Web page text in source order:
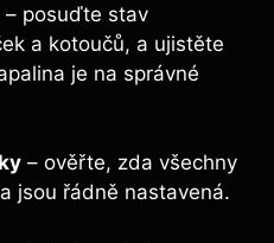
– posuďte stav
a kotoučů, a ujistěte
je na správné
– ověřte, zda všechny
jsou řádně nastavená.